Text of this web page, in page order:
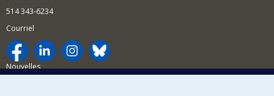
514 343-6234
Courriel
Nouvelles